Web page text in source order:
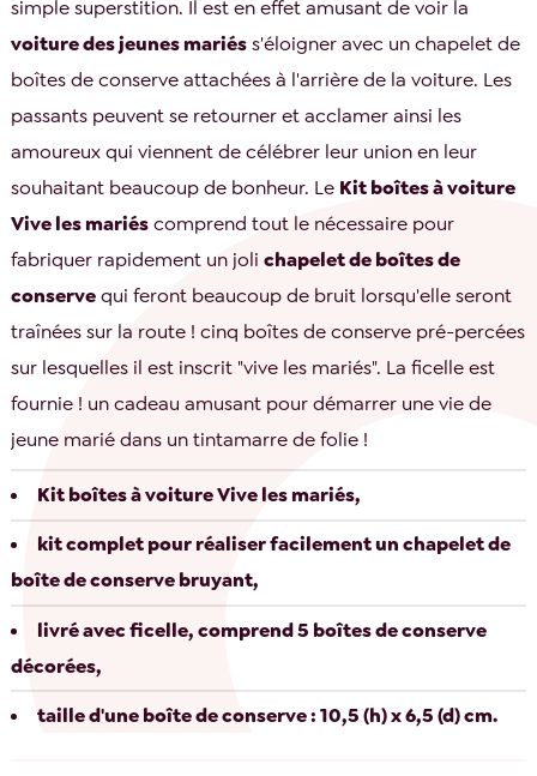
simple superstition. Il est en effet amusant de voir la
voiture des jeunes mariéss'éloigner avec un chapelet de
boîtes de conserve attachées à l'arrière de la voiture. Les
passants peuvent se retourner et acclamer ainsi les
amoureux qui viennent de célébrer leur union en leur
souhaitant beaucoup de bonheur. Le Kit boîtes à voiture
Vive les mariéscomprend tout le nécessaire pour
fabriquer rapidement un jolichapelet de boîtes de
conservequi feront beaucoup de bruit lorsqu'elle seront
traînées sur la route ! cinq boîtes de conserve pré-percées
sur lesquelles il est inscrit "vive les mariés". La ficelle est
fournie ! un cadeau amusant pour démarrer une vie de
jeune marié dans un tintamarre de folie !
Kit boîtes à voiture Vive les mariés,
kit complet pour réaliser facilement un chapelet de
boîte de conserve bruyant,
livré avec ficelle, comprend 5 boîtes de conserve
décorées,
taille d'une boîte de conserve : 10,5 (h) x 6,5 (d) cm.